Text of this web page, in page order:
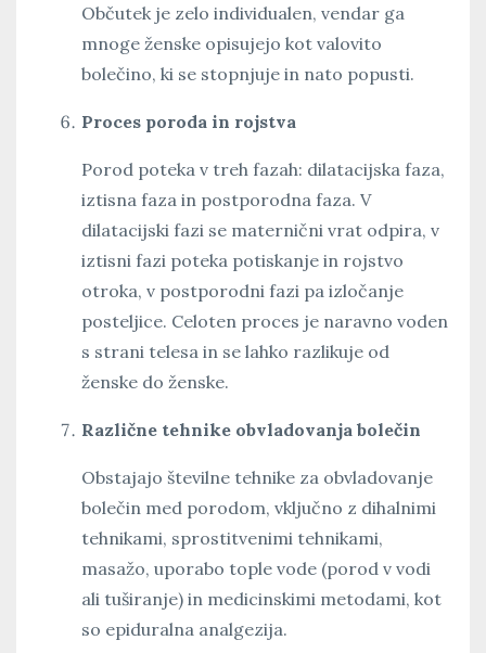
Občutek je zelo individualen, vendar ga
mnoge ženske opisujejo kot valovito
bolečino, ki se stopnjuje in nato popusti.
Proces poroda in rojstva
Porod poteka v treh fazah: dilatacijska faza,
iztisna faza in postporodna faza. V
dilatacijski fazi se maternični vrat odpira, v
iztisni fazi poteka potiskanje in rojstvo
otroka, v postporodni fazi pa izločanje
posteljice. Celoten proces je naravno voden
s strani telesa in se lahko razlikuje od
ženske do ženske.
Različne tehnike obvladovanja bolečin
Obstajajo številne tehnike za obvladovanje
bolečin med porodom, vključno z dihalnimi
tehnikami, sprostitvenimi tehnikami,
masažo, uporabo tople vode (porod v vodi
ali tuširanje) in medicinskimi metodami, kot
so epiduralna analgezija.